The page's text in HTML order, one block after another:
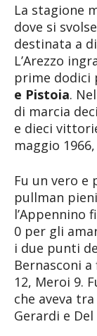
La stagione
dove si
destinata a
L’Arezzo
prime dodici
e Pistoia.
di marcia
e dieci
maggio
Fu un vero
pullman
l’Appennino
0 per gli
i due punti
Bernasconi
12, Meroi 9.
che aveva
Gerardi e